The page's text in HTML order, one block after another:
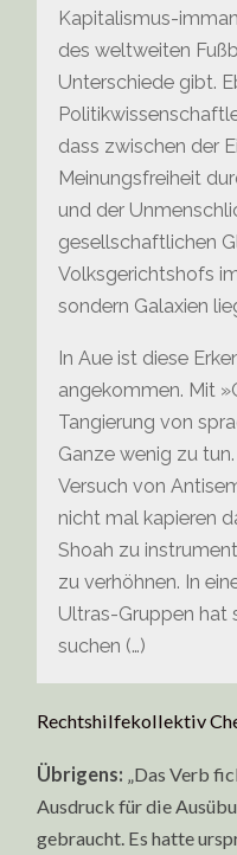
Kapitalismus-
des weltweiten
Unterschiede gibt.
dass zwischen der
Meinungsfreiheit
und der
gesellschaftlichen
Volksgerichtshofs
sondern Galaxien
In Aue ist diese
angekommen. Mit
Tangierung von
Ganze wenig zu
Versuch von
nicht mal kapieren
Shoah zu
zu verhöhnen. In
Ultras-Gruppen hat
suchen (…)
Rechtshilfekollektiv
Übrigens: „Das Verb
Ausdruck für die
gebraucht. Es hatte